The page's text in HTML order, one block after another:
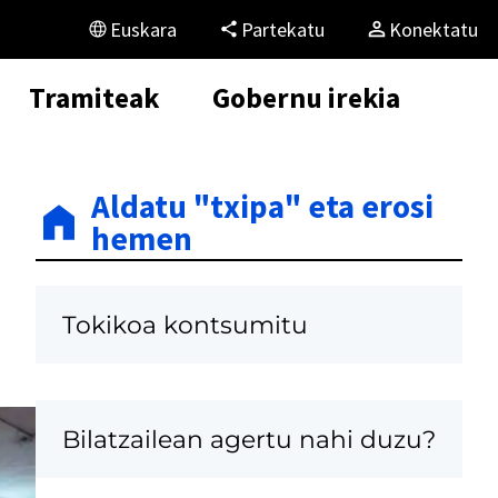
Euskara Partekatu Konektatu
Tramiteak Gobernu irekia
K
Aldatu "txipa" eta erosi
hemen
Tokikoa kontsumitu
Bilatzailean agertu nahi duzu?